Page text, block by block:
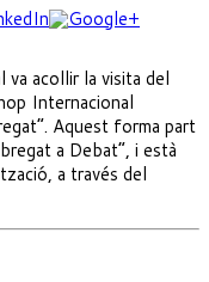
va acollir la visita del
Internacional
Aquest forma part
a Debat”, i està
a través del